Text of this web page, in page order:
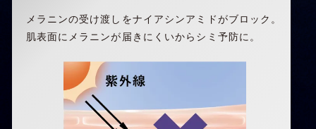
メラニンの受け渡しをナイアシンアミドがブロック。
肌表面にメラニンが届きにくいからシミ予防に。